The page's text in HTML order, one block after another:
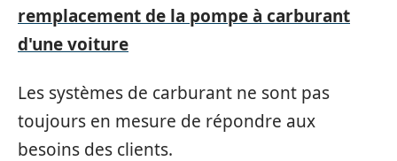
‌remplacement‌ ‌de‌ ‌la‌ ‌pompe‌ ‌à‌ ‌carburant‌
‌d'une‌ ‌voiture‌
Les systèmes de carburant ne sont pas
toujours en mesure de répondre aux
besoins des clients.